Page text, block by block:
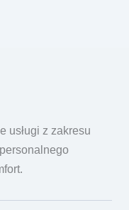
usługi z zakresu